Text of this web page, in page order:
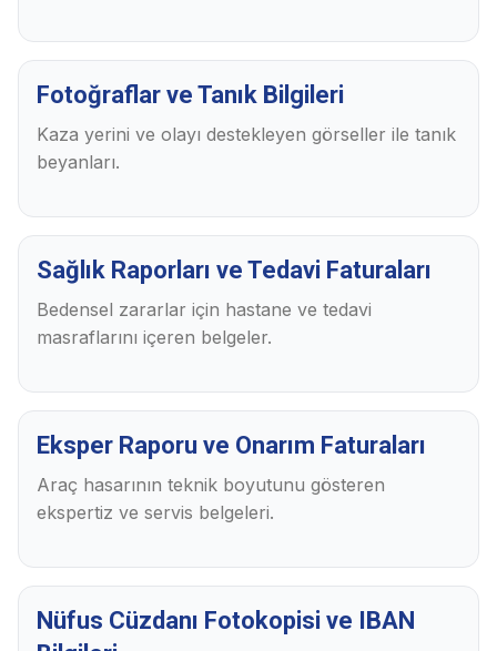
Fotoğraflar ve Tanık Bilgileri
Kaza yerini ve olayı destekleyen görseller ile tanık
beyanları.
Sağlık Raporları ve Tedavi Faturaları
Bedensel zararlar için hastane ve tedavi
masraflarını içeren belgeler.
Eksper Raporu ve Onarım Faturaları
Araç hasarının teknik boyutunu gösteren
ekspertiz ve servis belgeleri.
Nüfus Cüzdanı Fotokopisi ve IBAN